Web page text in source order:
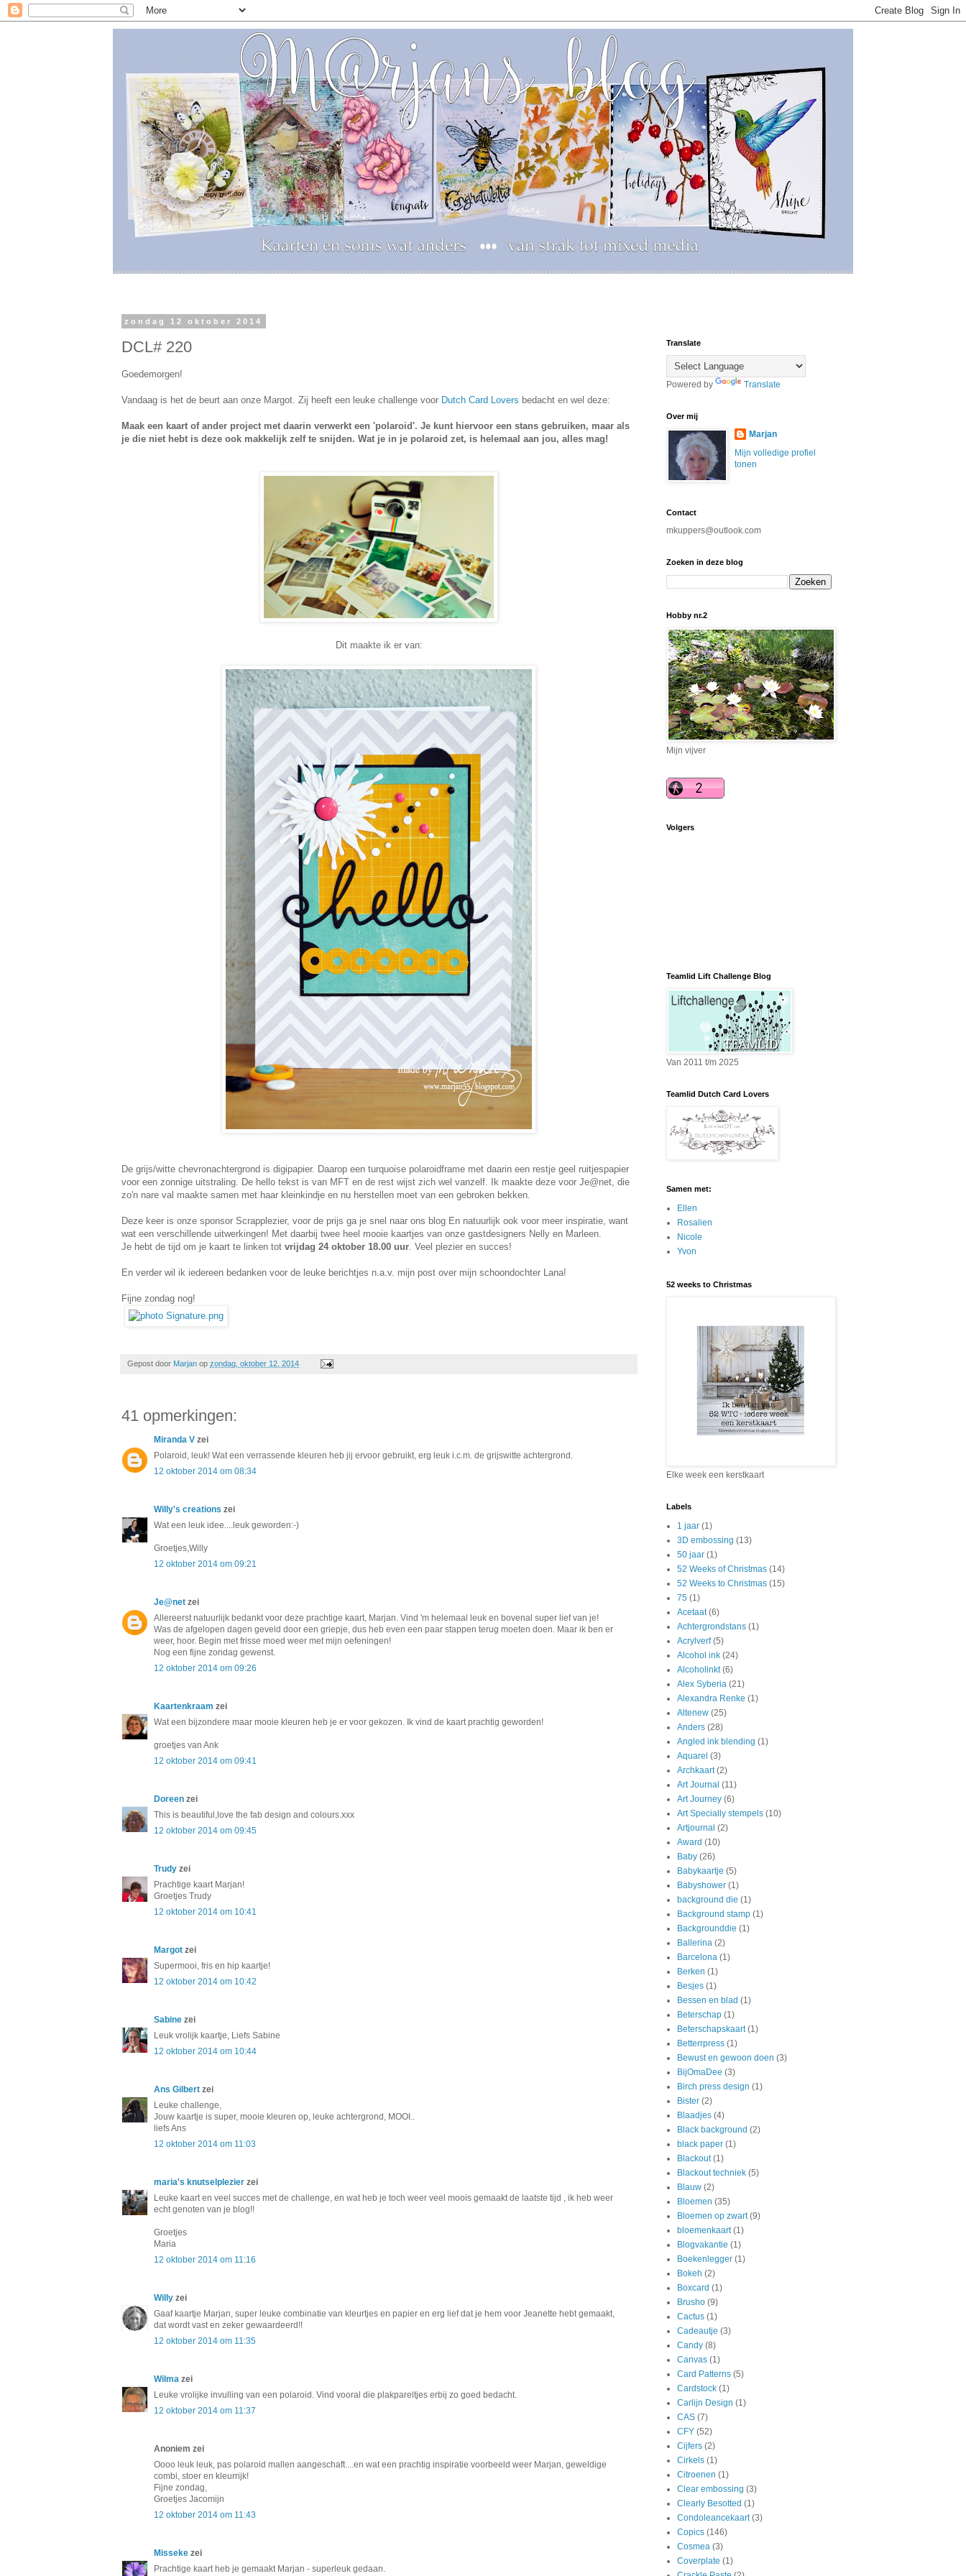
zondag 12 oktober 2014
DCL# 220
Goedemorgen!
Vandaag is het de beurt aan onze Margot. Zij heeft een leuke challenge voor Dutch Card Lovers bedacht en wel deze:
Maak een kaart of ander project met daarin verwerkt een 'polaroid'. Je kunt hiervoor een stans gebruiken, maar als
je die niet hebt is deze ook makkelijk zelf te snijden. Wat je in je polaroid zet, is helemaal aan jou, alles mag!
Dit maakte ik er van:
De grijs/witte chevronachtergrond is digipapier. Daarop een turquoise polaroidframe met daarin een restje geel ruitjespapier
voor een zonnige uitstraling. De hello tekst is van MFT en de rest wijst zich wel vanzelf. Ik maakte deze voor Je@net, die
zo'n nare val maakte samen met haar kleinkindje en nu herstellen moet van een gebroken bekken.
Deze keer is onze sponsor Scrapplezier, voor de prijs ga je snel naar ons blog En natuurlijk ook voor meer inspiratie, want
wat een verschillende uitwerkingen! Met daarbij twee heel mooie kaartjes van onze gastdesigners Nelly en Marleen.
Je hebt de tijd om je kaart te linken tot vrijdag 24 oktober 18.00 uur . Veel plezier en succes!
En verder wil ik iedereen bedanken voor de leuke berichtjes n.a.v. mijn post over mijn schoondochter Lana!
Fijne zondag nog!
Gepost door Marjan op zondag, oktober 12, 2014
41 opmerkingen:
Miranda V zei
Polaroid, leuk! Wat een verrassende kleuren heb jij ervoor gebruikt, erg leuk i.c.m. de grijswitte achtergrond.
12 oktober 2014 om 08:34
Willy's creations zei
Wat een leuk idee....leuk geworden:-)
Groetjes,Willy
12 oktober 2014 om 09:21
Je@net zei
Allereerst natuurlijk bedankt voor deze prachtige kaart, Marjan. Vind 'm helemaal leuk en bovenal super lief van je!
Was de afgelopen dagen geveld door een griepje, dus heb even een paar stappen terug moeten doen. Maar ik ben er
weer, hoor. Begin met frisse moed weer met mijn oefeningen!
Nog een fijne zondag gewenst.
12 oktober 2014 om 09:26
Kaartenkraam zei
Wat een bijzondere maar mooie kleuren heb je er voor gekozen. Ik vind de kaart prachtig geworden!
groetjes van Ank
12 oktober 2014 om 09:41
Doreen zei
This is beautiful,love the fab design and colours.xxx
12 oktober 2014 om 09:45
Trudy zei
Prachtige kaart Marjan!
Groetjes Trudy
12 oktober 2014 om 10:41
Margot zei
Supermooi, fris en hip kaartje!
12 oktober 2014 om 10:42
Sabine zei
Leuk vrolijk kaartje, Liefs Sabine
12 oktober 2014 om 10:44
Ans Gilbert zei
Leuke challenge,
Jouw kaartje is super, mooie kleuren op, leuke achtergrond, MOOI..
liefs Ans
12 oktober 2014 om 11:03
maria's knutselplezier zei
Leuke kaart en veel succes met de challenge, en wat heb je toch weer veel moois gemaakt de laatste tijd , ik heb weer
echt genoten van je blog!!
Groetjes
Maria
12 oktober 2014 om 11:16
Willy zei
Gaaf kaartje Marjan, super leuke combinatie van kleurtjes en papier en erg lief dat je hem voor Jeanette hebt gemaakt,
dat wordt vast en zeker gewaardeerd!!
12 oktober 2014 om 11:35
Wilma zei
Leuke vrolijke invulling van een polaroid. Vind vooral die plakpareltjes erbij zo goed bedacht.
12 oktober 2014 om 11:37
Anoniem zei
Oooo leuk leuk, pas polaroid mallen aangeschaft....en wat een prachtig inspiratie voorbeeld weer Marjan, geweldige
combi, stoer en kleurrijk!
Fijne zondag,
Groetjes Jacomijn
12 oktober 2014 om 11:43
Misseke zei
Prachtige kaart heb je gemaakt Marjan - superleuk gedaan.
Translate
Powered by Translate
Over mij
Marjan
Mijn volledige profiel
tonen
Contact
mkuppers@outlook.com
Zoeken in deze blog
Hobby nr.2
Mijn vijver
Volgers
Teamlid Lift Challenge Blog
Van 2011 t/m 2025
Teamlid Dutch Card Lovers
Samen met:
Ellen
Rosalien
Nicole
Yvon
52 weeks to Christmas
Elke week een kerstkaart
Labels
1 jaar (1)
3D embossing (13)
50 jaar (1)
52 Weeks of Christmas (14)
52 Weeks to Christmas (15)
75 (1)
Acetaat (6)
Achtergrondstans (1)
Acrylverf (5)
Alcohol ink (24)
Alcoholinkt (6)
Alex Syberia (21)
Alexandra Renke (1)
Altenew (25)
Anders (28)
Angled ink blending (1)
Aquarel (3)
Archkaart (2)
Art Journal (11)
Art Journey (6)
Art Specially stempels (10)
Artjournal (2)
Award (10)
Baby (26)
Babykaartje (5)
Babyshower (1)
background die (1)
Background stamp (1)
Backgrounddie (1)
Ballerina (2)
Barcelona (1)
Berken (1)
Besjes (1)
Bessen en blad (1)
Beterschap (1)
Beterschapskaart (1)
Betterrpress (1)
Bewust en gewoon doen (3)
BijOmaDee (3)
Birch press design (1)
Bister (2)
Blaadjes (4)
Black background (2)
black paper (1)
Blackout (1)
Blackout techniek (5)
Blauw (2)
Bloemen (35)
Bloemen op zwart (9)
bloemenkaart (1)
Blogvakantie (1)
Boekenlegger (1)
Bokeh (2)
Boxcard (1)
Brusho (9)
Cactus (1)
Cadeautje (3)
Candy (8)
Canvas (1)
Card Patterns (5)
Cardstock (1)
Carlijn Design (1)
CAS (7)
CFY (52)
Cijfers (2)
Cirkels (1)
Citroenen (1)
Clear embossing (3)
Clearly Besotted (1)
Condoleancekaart (3)
Copics (146)
Cosmea (3)
Coverplate (1)